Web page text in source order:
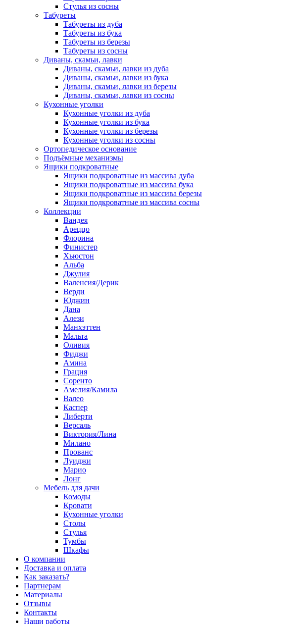
Стулья из сосны
Табуреты
Табуреты из дуба
Табуреты из бука
Табуреты из березы
Табуреты из сосны
Диваны, скамьи, лавки
Диваны, скамьи, лавки из дуба
Диваны, скамьи, лавки из бука
Диваны, скамьи, лавки из березы
Диваны, скамьи, лавки из сосны
Кухонные уголки
Кухонные уголки из дуба
Кухонные уголки из бука
Кухонные уголки из березы
Кухонные уголки из сосны
Ортопедическое основание
Подъёмные механизмы
Ящики подкроватные
Ящики подкроватные из массива дуба
Ящики подкроватные из массива бука
Ящики подкроватные из массива березы
Ящики подкроватные из массива сосны
Коллекции
Вандея
Ареццо
Флорина
Финистер
Хьюстон
Альба
Джулия
Валенсия/Дерик
Верди
Юджин
Дана
Алези
Манхэттен
Мальта
Оливия
Фиджи
Амина
Грация
Соренто
Амелия/Камила
Валео
Каспер
Либерти
Версаль
Виктория/Лина
Милано
Прованс
Луиджи
Марио
Лонг
Мебель для дачи
Комоды
Кровати
Кухонные уголки
Столы
Стулья
Тумбы
Шкафы
О компании
Доставка и оплата
Как заказать?
Партнерам
Материалы
Отзывы
Контакты
Наши работы